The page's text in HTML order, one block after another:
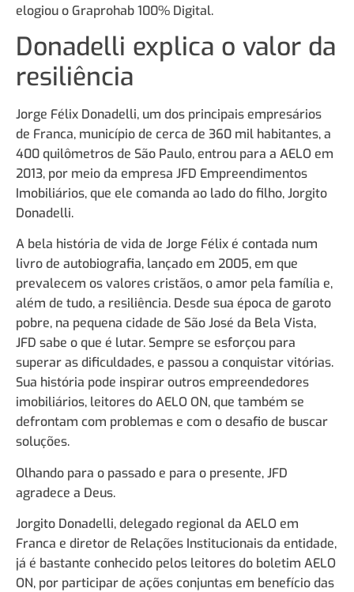
elogiou o Graprohab 100% Digital.
Donadelli explica o valor da
resiliência
Jorge Félix Donadelli, um dos principais empresários
de Franca, município de cerca de 360 mil habitantes, a
400 quilômetros de São Paulo, entrou para a AELO em
2013, por meio da empresa JFD Empreendimentos
Imobiliários, que ele comanda ao lado do filho, Jorgito
Donadelli.
A bela história de vida de Jorge Félix é contada num
livro de autobiografia, lançado em 2005, em que
prevalecem os valores cristãos, o amor pela família e,
além de tudo, a resiliência. Desde sua época de garoto
pobre, na pequena cidade de São José da Bela Vista,
JFD sabe o que é lutar. Sempre se esforçou para
superar as dificuldades, e passou a conquistar vitórias.
Sua história pode inspirar outros empreendedores
imobiliários, leitores do AELO ON, que também se
defrontam com problemas e com o desafio de buscar
soluções.
Olhando para o passado e para o presente, JFD
agradece a Deus.
Jorgito Donadelli, delegado regional da AELO em
Franca e diretor de Relações Institucionais da entidade,
já é bastante conhecido pelos leitores do boletim AELO
ON, por participar de ações conjuntas em benefício das